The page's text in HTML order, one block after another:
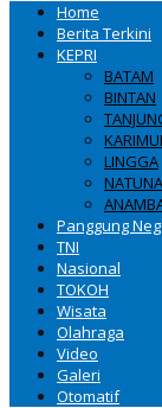
Home
Berita Terkini
KEPRI
BATAM
BINTAN
LINGGA
NATUNA
Panggung
TNI
Nasional
TOKOH
Wisata
Olahraga
Video
Galeri
Otomatif